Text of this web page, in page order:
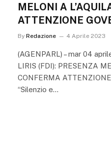
MELONI A
ATTENZIONE
By Redazione 4 Aprile 2023
(AGENPARL) – mar 04
LIRIS (FDI): PRESENZA
CONFERMA ATTENZIONE
“Silenzio e…